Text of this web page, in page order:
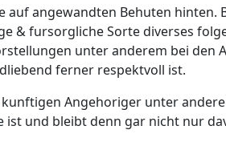
angewandten Behuten hinten.
& fursorgliche Sorte diverses
unter anderem bei den
ferner respektvoll ist.
Angehoriger unter
ist und bleibt denn gar nicht nur